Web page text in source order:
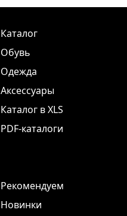
Каталог
Обувь
Одежда
Аксессуары
Каталог в XLS
PDF-каталоги
Рекомендуем
Новинки